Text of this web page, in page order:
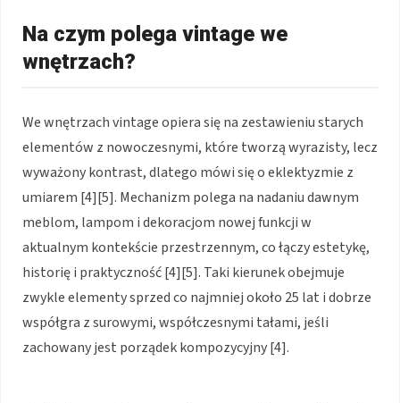
Na czym polega vintage we
wnętrzach?
We wnętrzach vintage opiera się na zestawieniu starych
elementów z nowoczesnymi, które tworzą wyrazisty, lecz
wyważony kontrast, dlatego mówi się o eklektyzmie z
umiarem [4][5]. Mechanizm polega na nadaniu dawnym
meblom, lampom i dekoracjom nowej funkcji w
aktualnym kontekście przestrzennym, co łączy estetykę,
historię i praktyczność [4][5]. Taki kierunek obejmuje
zwykle elementy sprzed co najmniej około 25 lat i dobrze
współgra z surowymi, współczesnymi tałami, jeśli
zachowany jest porządek kompozycyjny [4].